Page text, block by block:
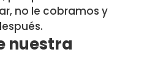
no le cobramos y
nuestra